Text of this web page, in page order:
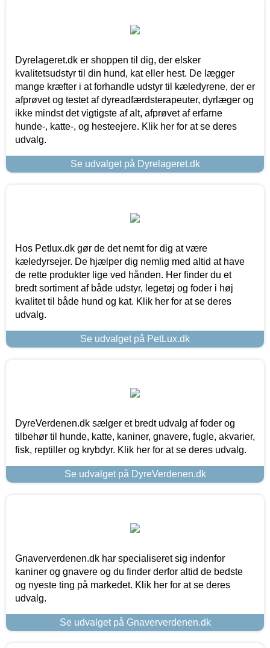
Dyrelageret.dk er shoppen til dig, der elsker
kvalitetsudstyr til din hund, kat eller hest. De lægger
mange kræfter i at forhandle udstyr til kæledyrene, der er
afprøvet og testet af dyreadfærdsterapeuter, dyrlæger og
ikke mindst det vigtigste af alt, afprøvet af erfarne
hunde-, katte-, og hesteejere. Klik her for at se deres
udvalg.
Se udvalget på Dyrelageret.dk
Hos Petlux.dk gør de det nemt for dig at være
kæledyrsejer. De hjælper dig nemlig med altid at have
de rette produkter lige ved hånden. Her finder du et
bredt sortiment af både udstyr, legetøj og foder i høj
kvalitet til både hund og kat. Klik her for at se deres
udvalg.
Se udvalget på PetLux.dk
DyreVerdenen.dk sælger et bredt udvalg af foder og
tilbehør til hunde, katte, kaniner, gnavere, fugle, akvarier,
fisk, reptiller og krybdyr. Klik her for at se deres udvalg.
Se udvalget på DyreVerdenen.dk
Gnaververdenen.dk har specialiseret sig indenfor
kaniner og gnavere og du finder derfor altid de bedste
og nyeste ting på markedet. Klik her for at se deres
udvalg.
Se udvalget på Gnaververdenen.dk